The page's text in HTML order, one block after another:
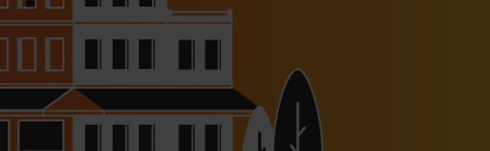
à 8 000 € pour les
l’autoroute A63
réouverte